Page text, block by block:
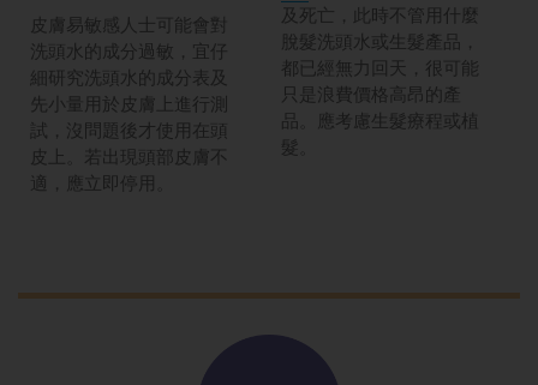
皮膚易敏感人士可能會對
洗頭水的成分過敏，宜仔
細研究洗頭水的成分表及
先小量用於皮膚上進行測
試，沒問題後才使用在頭
皮上。若出現頭部皮膚不
適，應立即停用。
及死亡，此時不管用什麼
脫髮洗頭水或生髮產品，
都已經無力回天，很可能
只是浪費價格高昂的產
品。應考慮生髮療程或植
髮。